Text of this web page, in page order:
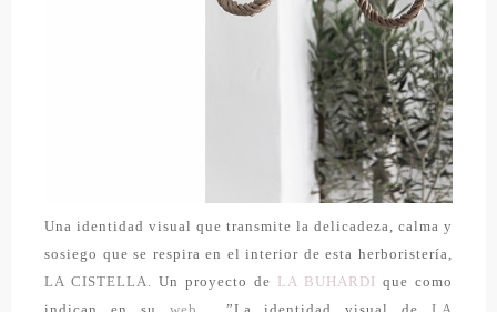
Una identidad visual que transmite la delicadeza, calma y
sosiego que se respira en el interior de esta herboristería,
LA CISTELLA. Un proyecto de LA BUHARDI que como